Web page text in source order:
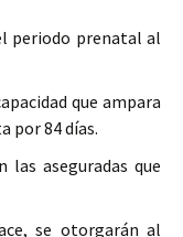
periodo prenatal al
que ampara
por 84 días.
las aseguradas que
se otorgarán al